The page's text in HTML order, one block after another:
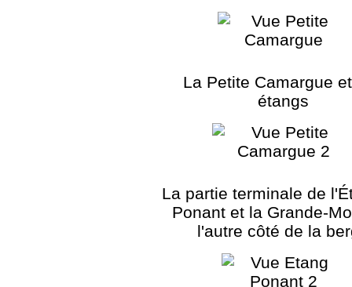
La Petite Camargue
étangs
La partie terminale de
Ponant et la Grande-
l'autre côté de la